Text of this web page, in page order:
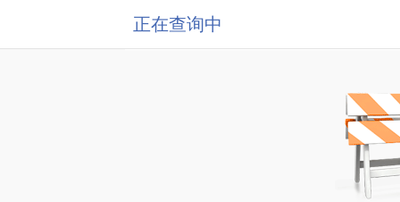
正在查询中